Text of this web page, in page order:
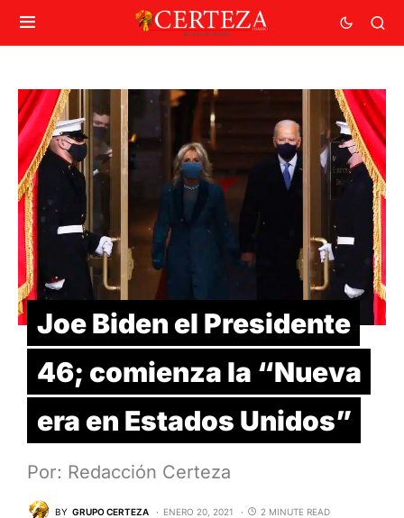
Joe Biden el Presidente
46; comienza la “Nueva
era en Estados Unidos”
Por: Redacción Certeza
BY GRUPO CERTEZA ENERO 20, 2021 2 MINUTE READ